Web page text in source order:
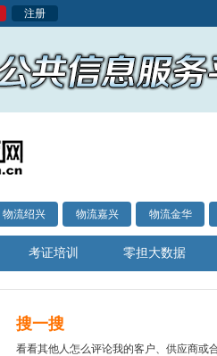
注册
物流绍兴 物流嘉兴 物流金华
考证培训 零担大数据
搜一搜
看看其他人怎么评论我的客户、供应商或